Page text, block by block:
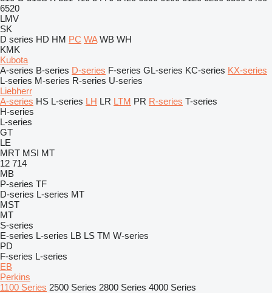
6520
LMV
SK
D series HD HM PC WA WB WH
KMK
Kubota
A-series B-series D-series F-series GL-series KC-series KX-series
L-series M-series R-series U-series
Liebherr
A-series HS L-series LH LR LTM PR R-series T-series
H-series
L-series
GT
LE
MRT MSI MT
12 714
MB
P-series TF
D-series L-series MT
MST
MT
S-series
E-series L-series LB LS TM W-series
PD
F-series L-series
EB
Perkins
1100 Series 2500 Series 2800 Series 4000 Series